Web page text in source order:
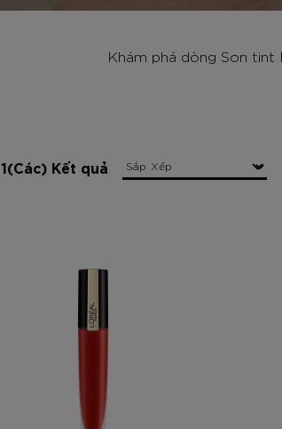
Khám phá dòng Son tint
1(Các) Kết quả